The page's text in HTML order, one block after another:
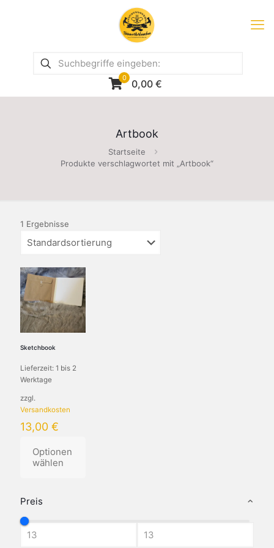
0 0,00 €
Artbook
Startseite
Produkte verschlagwortet mit „Artbook“
Preis
1 Ergebnisse
Sketchbook
Lieferzeit: 1 bis 2
Werktage
zzgl.
Versandkosten
13,00 €
Optionen
wählen
Produkt
mehrere
Varianten